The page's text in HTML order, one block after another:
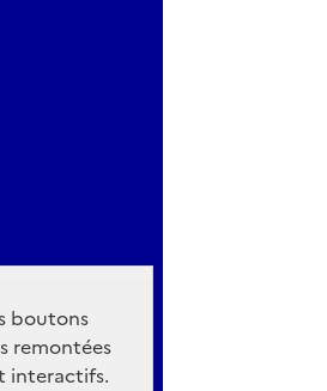
boutons
remontées
interactifs.